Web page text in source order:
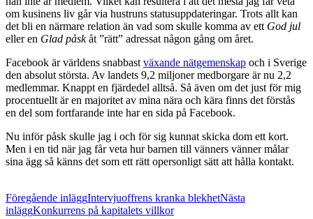
om kusinens liv går via hustruns statusuppdateringar. Trots allt kan
det bli en närmare relation än vad som skulle komma av ett God jul
eller en Glad påskåt ”rätt” adressat någon gång om året.
Facebook är världens snabbast växande nätgemenskap och i Sverige
den absolut största. Av landets 9,2 miljoner medborgare är nu 2,2
medlemmar. Knappt en fjärdedel alltså. Så även om det just för mig
procentuellt är en majoritet av mina nära och kära finns det förstås
en del som fortfarande inte har en sida på Facebook.
Nu inför påsk skulle jag i och för sig kunnat skicka dom ett kort.
Men i en tid när jag får veta hur barnen till vänners vänner målar
sina ägg så känns det som ett rätt opersonligt sätt att hålla kontakt.
Inläggsnavigering
Föregående inläggIntervjuoffrens kranka blekhetNästa
inläggKonkurrens på kapitalets villkor